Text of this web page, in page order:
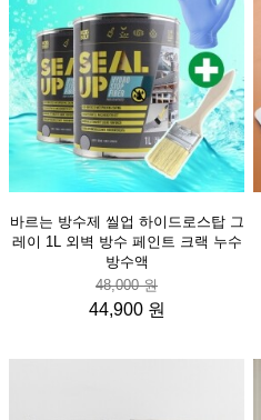
바르는 방수제 씰업 하이드로스탑 그
레이 1L 외벽 방수 페인트 크랙 누수
방수액
48,000 원
44,900 원